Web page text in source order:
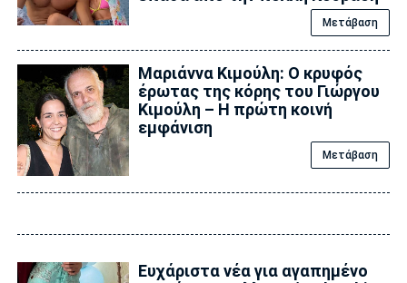
Μετάβαση
Μαριάννα Κιμούλη: Ο κρυφός
έρωτας της κόρης του Γιώργου
Κιμούλη – Η πρώτη κοινή
εμφάνιση
Μετάβαση
Ευχάριστα νέα για αγαπημένο